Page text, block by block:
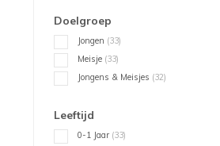
Doelgroep
Jongen (33)
Meisje (33)
Jongens & Meisjes (32)
Leeftijd
0-1 Jaar (33)